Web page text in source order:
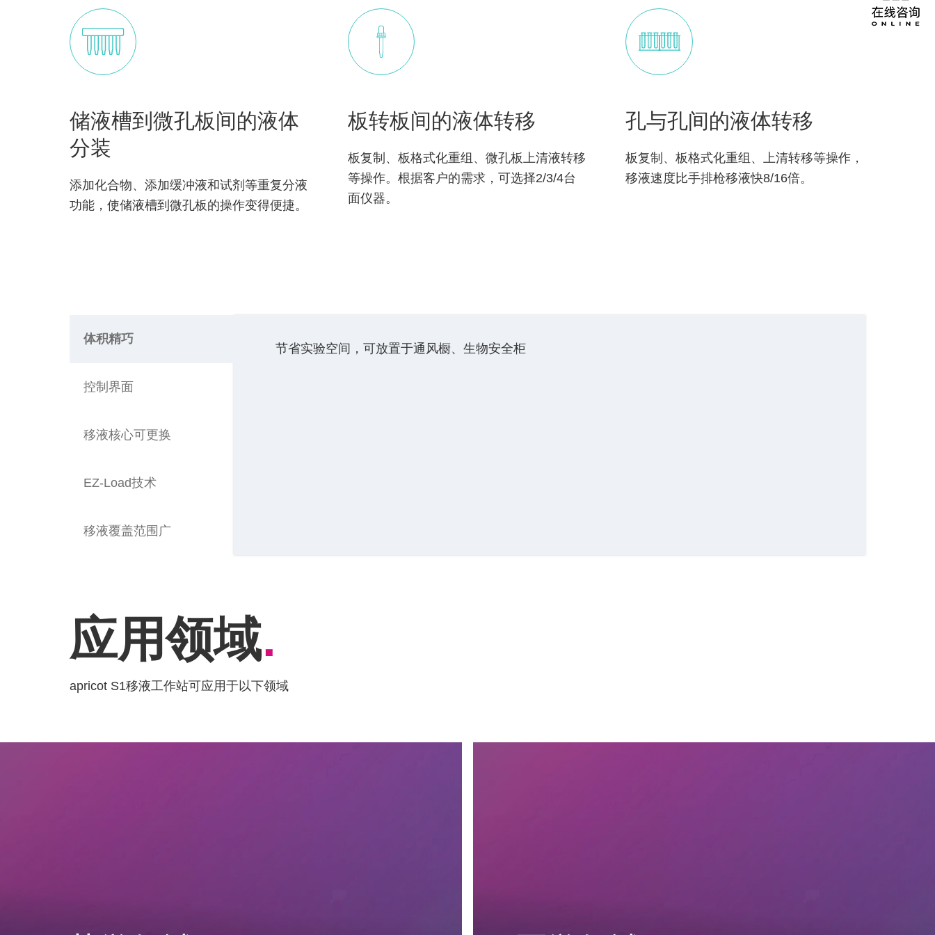
储液槽到微孔板间的液体
分装
添加化合物、添加缓冲液和试剂等重复分液
功能，使储液槽到微孔板的操作变得便捷。
板转板间的液体转移
板复制、板格式化重组、微孔板上清液转移
等操作。根据客户的需求，可选择2/3/4台
面仪器。
孔与孔间的液体转移
板复制、板格式化重组、上清转移等操作，
移液速度比手排枪移液快8/16倍。
体积精巧
控制界面
移液核心可更换
EZ-Load技术
移液覆盖范围广
节省实验空间，可放置于通风橱、生物安全柜
应用领域.
apricot S1移液工作站可应用于以下领域